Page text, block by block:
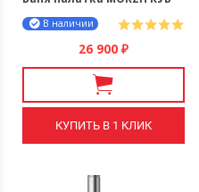
В наличии
26 900 ₽
КУПИТЬ В 1 КЛИК